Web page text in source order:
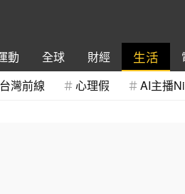
動 全球 財經 生活
台灣前線 心理假 AI主播